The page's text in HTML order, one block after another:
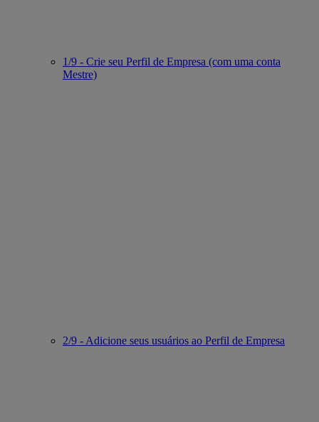
1/9 - Crie seu Perfil de Empresa (com uma conta
Mestre)
2/9 - Adicione seus usuários ao Perfil de Empresa